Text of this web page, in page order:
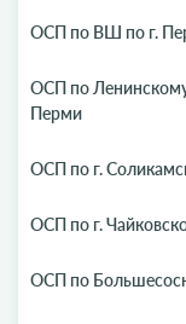
ОСП по ВШ по г.
ОСП по
Перми
ОСП по г.
ОСП по г.
ОСП по